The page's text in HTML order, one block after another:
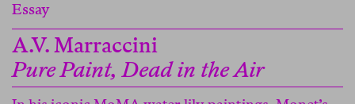
Essay
A.V. Marraccini
Pure Paint, Dead in the Air